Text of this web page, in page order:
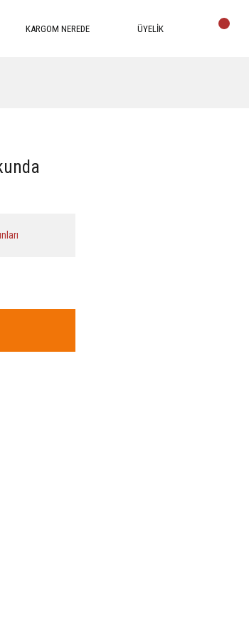
KARGOM NEREDE ÜYELİK